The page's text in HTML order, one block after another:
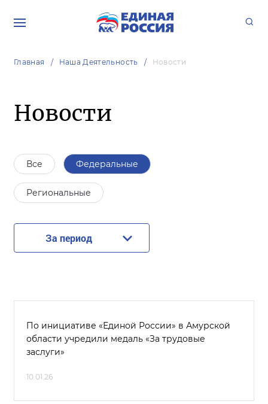
Главная Наша Деятельность Новости
Новости
Все Федеральные
Региональные
За период
По инициативе «Единой России» в Амурской
области учредили медаль «За трудовые
заслуги»
10.01.26